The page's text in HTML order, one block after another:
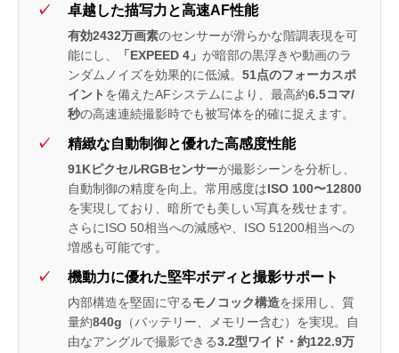
卓越した描写力と高速AF性能
有効2432万画素のセンサーが滑らかな階調表現を可
能にし、
「EXPEED 4」 が暗部の黒浮きや動画のラ
ンダムノイズを効果的に低減。 51点のフォーカスポ
イント を備えたAFシステムにより、最高約6.5コマ/
秒の高速連続撮影時でも被写体を的確に捉えます。
精緻な自動制御と優れた高感度性能
91KピクセルRGBセンサーが撮影シーンを分析し、
自動制御の精度を向上。常用感度はISO 100〜12800
を実現しており、暗所でも美しい写真を残せます。
さらにISO 50相当への減感や、ISO 51200相当への
増感も可能です。
機動力に優れた堅牢ボディと撮影サポート
内部構造を堅固に守るモノコック構造を採用し、質
量約840g （バッテリー、メモリー含む）を実現。自
由なアングルで撮影できる3.2型ワイド・約122.9万